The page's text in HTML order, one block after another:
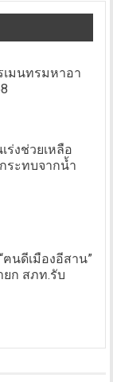
เมนทรมหาอา
ร่งช่วยเหลือ
ระทบจากน้ำ
นดีเมืองอีสาน”
ยก สภท.รับ